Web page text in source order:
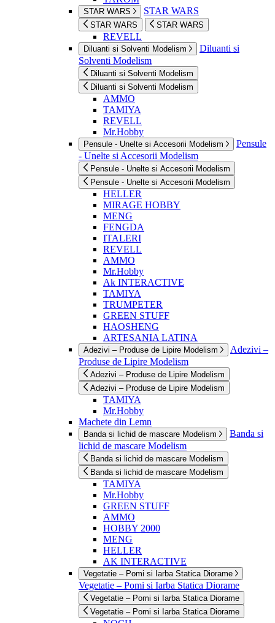
STAR WARS STAR WARS
STAR WARS STAR WARS
REVELL
Diluanti si Solventi Modelism
Diluanti si
Solventi Modelism
Diluanti si Solventi Modelism
Diluanti si Solventi Modelism
AMMO
TAMIYA
REVELL
Mr.Hobby
Pensule - Unelte si Accesorii Modelism
Pensule
- Unelte si Accesorii Modelism
Pensule - Unelte si Accesorii Modelism
Pensule - Unelte si Accesorii Modelism
HELLER
MIRAGE HOBBY
MENG
FENGDA
ITALERI
REVELL
AMMO
Mr.Hobby
Ak INTERACTIVE
TAMIYA
TRUMPETER
GREEN STUFF
HAOSHENG
ARTESANIA LATINA
Adezivi – Produse de Lipire Modelism
Adezivi –
Produse de Lipire Modelism
Adezivi – Produse de Lipire Modelism
Adezivi – Produse de Lipire Modelism
TAMIYA
Mr.Hobby
Machete din Lemn
Banda si lichid de mascare Modelism
Banda si
lichid de mascare Modelism
Banda si lichid de mascare Modelism
Banda si lichid de mascare Modelism
TAMIYA
Mr.Hobby
GREEN STUFF
AMMO
HOBBY 2000
MENG
HELLER
AK INTERACTIVE
Vegetatie – Pomi si Iarba Statica Diorame
Vegetatie – Pomi si Iarba Statica Diorame
Vegetatie – Pomi si Iarba Statica Diorame
Vegetatie – Pomi si Iarba Statica Diorame